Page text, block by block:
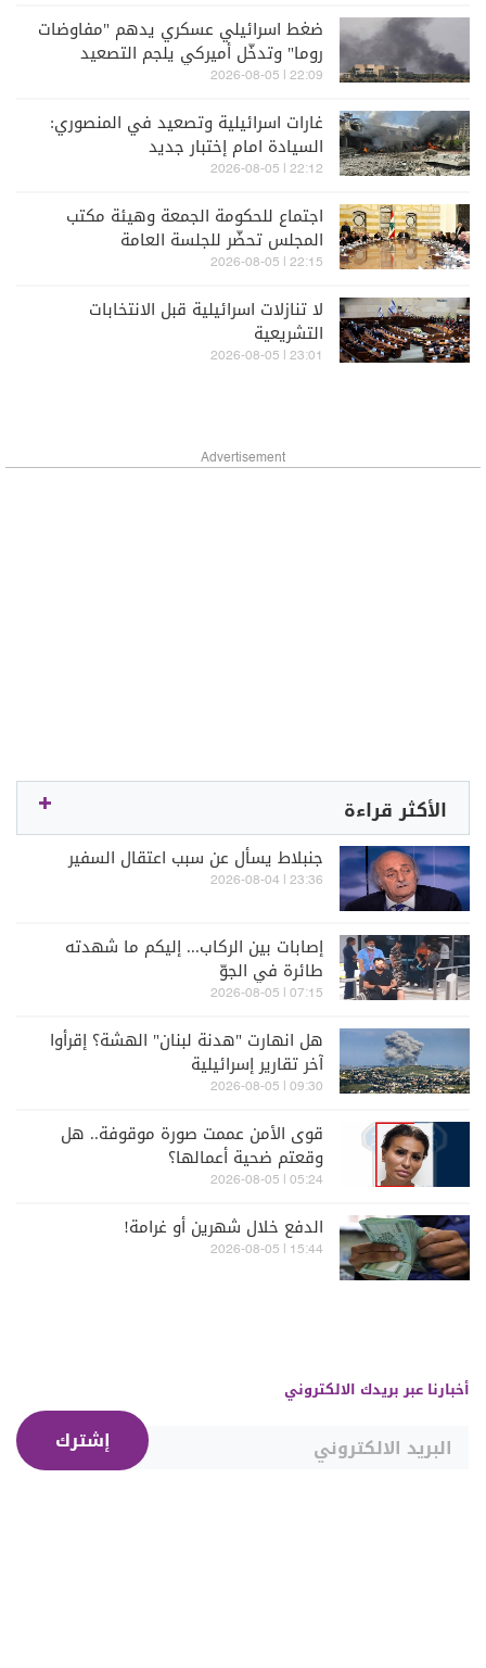
ضغط اسرائيلي عسكري يدهم "مفاوضات
روما" وتدخّل أميركي يلجم التصعيد
22:09 | 2026-08-05
غارات اسرائيلية وتصعيد في المنصوري:
السيادة امام إختبار جديد
22:12 | 2026-08-05
اجتماع للحكومة الجمعة وهيئة مكتب
المجلس تحضّر للجلسة العامة
22:15 | 2026-08-05
لا تنازلات اسرائيلية قبل الانتخابات
التشريعية
23:01 | 2026-08-05
Advertisement
الأكثر قراءة
جنبلاط يسأل عن سبب اعتقال السفير
23:36 | 2026-08-04
إصابات بين الركاب... إليكم ما شهدته
طائرة في الجوّ
07:15 | 2026-08-05
هل انهارت "هدنة لبنان" الهشة؟ إقرأوا
آخر تقارير إسرائيلية
09:30 | 2026-08-05
قوى الأمن عممت صورة موقوفة.. هل
وقعتم ضحية أعمالها؟
05:24 | 2026-08-05
الدفع خلال شهرين أو غرامة!
15:44 | 2026-08-05
أخبارنا عبر بريدك الالكتروني
إشترك